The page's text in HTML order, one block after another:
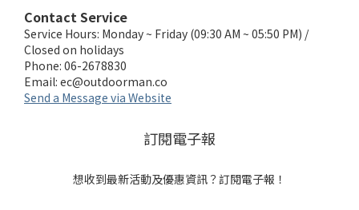
Contact Service
Service Hours: Monday ~ Friday (09:30 AM ~ 05:50 PM) /
Closed on holidays
Phone: 06-2678830
Email: ec@outdoorman.co
Send a Message via Website
訂閱電子報
想收到最新活動及優惠資訊？訂閱電子報！